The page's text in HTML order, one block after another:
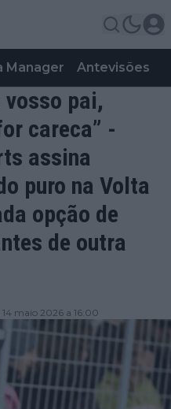
Manager Antevisões
vosso pai,
careca” -
assina
puro na Volta
opção de
de outra
maio 2026 a 16:00